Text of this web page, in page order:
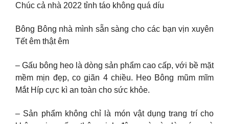
Chúc cả nhà 2022 tỉnh táo không quá díu
Bông Bông nhà mình sẵn sàng cho các bạn vịn xuyên
Tết êm thật êm
– Gấu bông heo là dòng sản phẩm cao cấp, với bề mặt
mềm mịn đẹp, co giãn 4 chiều. Heo Bông mũm mĩm
Mắt Híp cực kì an toàn cho sức khỏe.
– Sản phẩm không chỉ là món vật dụng trang trí cho